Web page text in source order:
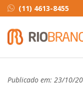
(11) 4613-8455
Publicado em: 23/10/